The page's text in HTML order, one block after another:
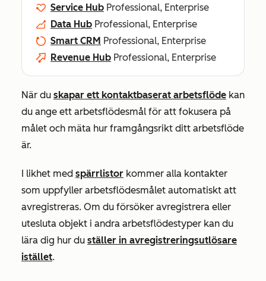
Service Hub Professional, Enterprise
Data Hub Professional, Enterprise
Smart CRM Professional, Enterprise
Revenue Hub Professional, Enterprise
När du skapar ett kontaktbaserat arbetsflöde kan
du ange ett arbetsflödesmål för att fokusera på
målet och mäta hur framgångsrikt ditt arbetsflöde
är.
I likhet med spärrlistor kommer alla kontakter
som uppfyller arbetsflödesmålet automatiskt att
avregistreras. Om du försöker avregistrera eller
utesluta objekt i andra arbetsflödestyper kan du
lära dig hur du ställer in avregistreringsutlösare
istället.